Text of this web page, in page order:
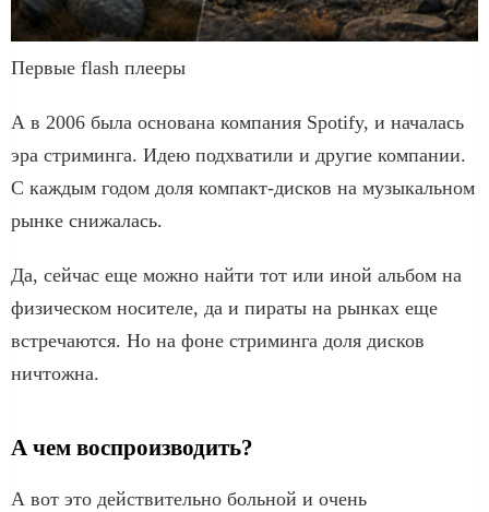
Первые flash плееры
А в 2006 была основана компания Spotify, и началась
эра стриминга. Идею подхватили и другие компании.
С каждым годом доля компакт-дисков на музыкальном
рынке снижалась.
Да, сейчас еще можно найти тот или иной альбом на
физическом носителе, да и пираты на рынках еще
встречаются. Но на фоне стриминга доля дисков
ничтожна.
А чем воспроизводить?
А вот это действительно больной и очень